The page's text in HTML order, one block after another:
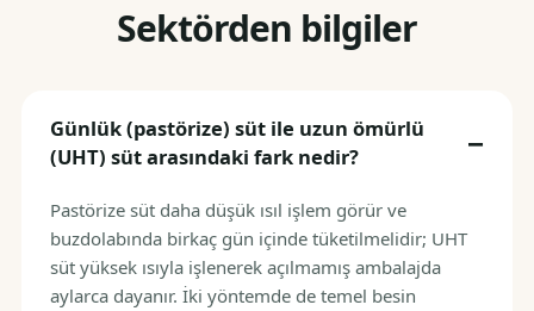
Sektörden bilgiler
Günlük (pastörize) süt ile uzun ömürlü
(UHT) süt arasındaki fark nedir?
Pastörize süt daha düşük ısıl işlem görür ve
buzdolabında birkaç gün içinde tüketilmelidir; UHT
süt yüksek ısıyla işlenerek açılmamış ambalajda
aylarca dayanır. İki yöntemde de temel besin